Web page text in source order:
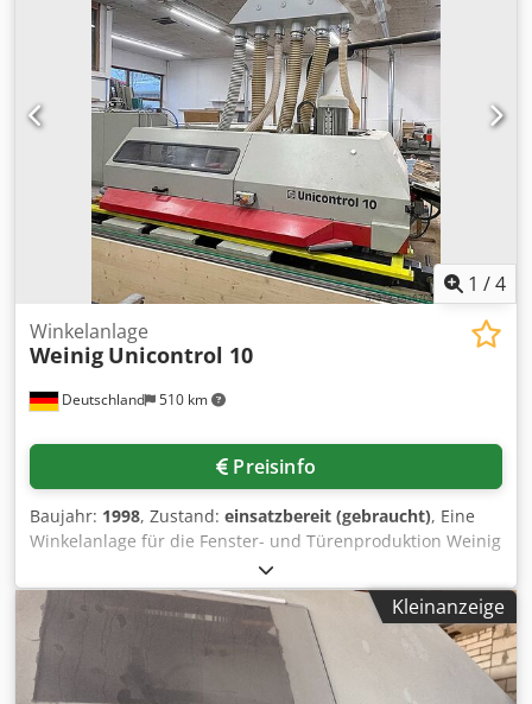
2 Positionen • Axial getaktet: 2 Positionen • Motorleistung: 3
kW • Spindeldurchmesser: 40 mm • Spindeldrehzahl: 5850
U/min • Werkzeughub: 210 mm • Werkzeugspannlänge:
1 /4
Deutschland 510 km
Winkelanlage
Weinig Unicontrol 10
Preisinfo
Baujahr: 1998, Zustand: einsatzbereit (gebraucht), Eine
Winkelanlage für die Fenster- und Türenproduktion Weinig
ist verfügbar. Werkzeugaußendurchmesser max.: 320mm,
max. Werkzeugflugkreis: 232mm, Schlitzspindellänge:
640mm, Profilier- und Gleichlaufspiellänge: 285mm-
320mm, Steuerung: Siemens WS400. Inklusive komplette
Werkzeug Bestückung und Stilfenster. Dokumentation
vorhanden. Chsdpfx Akotq U A Ie Eoa
Kleinanzeige